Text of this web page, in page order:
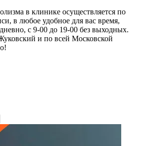
в клинике осуществляется по
в любое удобное для вас время,
с 9-00 до 19-00 без выходных.
и по всей Московской